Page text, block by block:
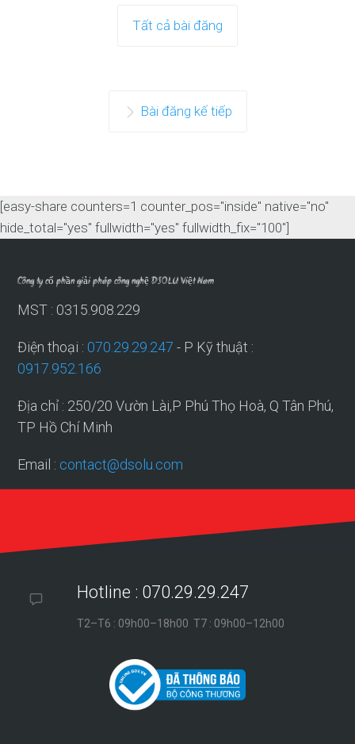
Tất cả bài đăng
Bài đăng kế tiếp
[easy-share counters=1 counter_pos="inside" native="no"
hide_total="yes" fullwidth="yes" fullwidth_fix="100"]
Công ty cổ phần giải pháp công nghệ DSOLU Việt Nam
MST : 0315.908.229
Điện thoại : 070.29.29.247 - P Kỹ thuật :
0917.952.166
Địa chỉ : 250/20 Vườn Lài,P Phú Thọ Hoà, Q Tân Phú,
TP Hồ Chí Minh
Email : contact@dsolu.com
Hotline : 070.29.29.247
T2–T6 : 09h00–18h00 T7 : 09h00–12h00